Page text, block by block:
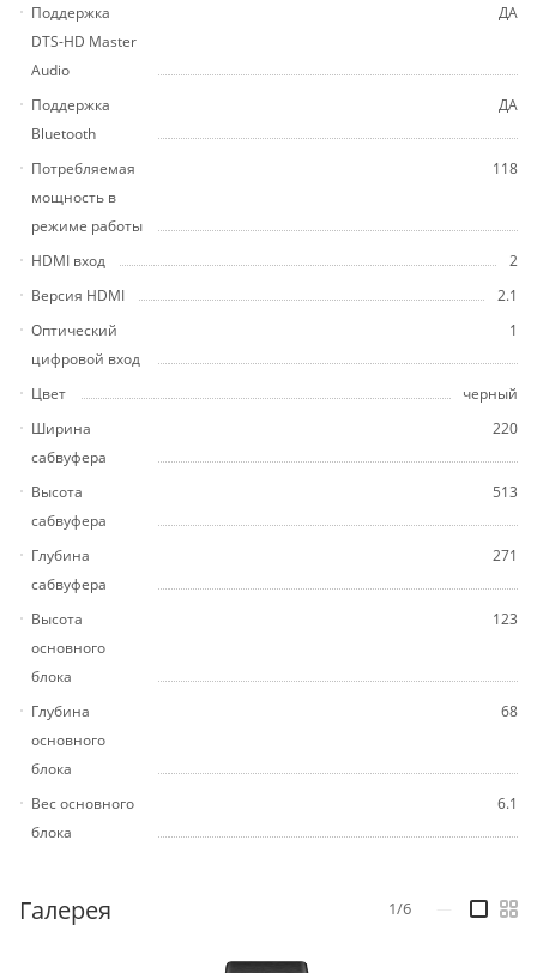
Поддержка
DTS-HD Master
Audio
ДА
Поддержка
Bluetooth
ДА
Потребляемая
мощность в
режиме работы
118
HDMI вход
2
Версия HDMI
2.1
Оптический
цифровой вход
1
Цвет
черный
Ширина
сабвуфера
220
Высота
сабвуфера
513
Глубина
сабвуфера
271
Высота
основного
блока
123
Глубина
основного
блока
68
Вес основного
блока
6.1
Галерея 1/6